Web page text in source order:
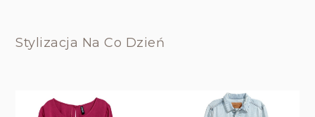
Stylizacja Na Co Dzień